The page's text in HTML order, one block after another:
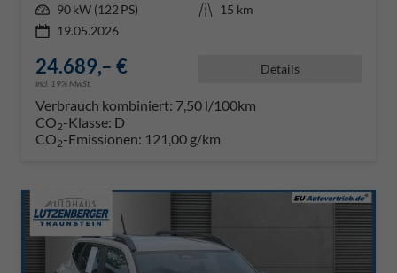
Leistung 90 kW (122 PS) Kilometerstand 15 km
19.05.2026
24.689,– €
incl. 19% MwSt.
Details
Verbrauch kombiniert: 7,50 l/100km
CO2-Klasse: D
CO2-Emissionen: 121,00 g/km